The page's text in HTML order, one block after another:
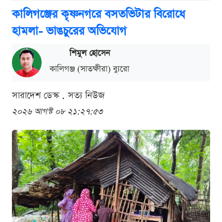
কালিগঞ্জের কৃষ্ণনগরে বসতভিটার বিরোধে
হামলা- ভাঙচুরের অভিযোগ
শিমুল হোসেন
কালিগঞ্জ (সাতক্ষীরা) ব্যুরো
সারাদেশ ডেস্ক . সত্য নিউজ
২০২৬ আগস্ট ০৮ ২১:২৭:৫৩